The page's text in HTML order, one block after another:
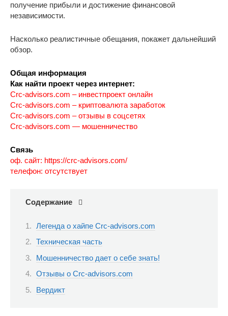
получение прибыли и достижение финансовой
независимости.
Насколько реалистичные обещания, покажет дальнейший
обзор.
Общая информация
Как найти проект через интернет:
Crc-advisors.com – инвестпроект онлайн
Crc-advisors.com – криптовалюта заработок
Crc-advisors.com – отзывы в соцсетях
Crc-advisors.com — мошенничество
Связь
оф. сайт: https://crc-advisors.com/
телефон: отсутствует
Содержание
Легенда о хайпе Crc-advisors.com
Техническая часть
Мошенничество дает о себе знать!
Отзывы о Crc-advisors.com
Вердикт